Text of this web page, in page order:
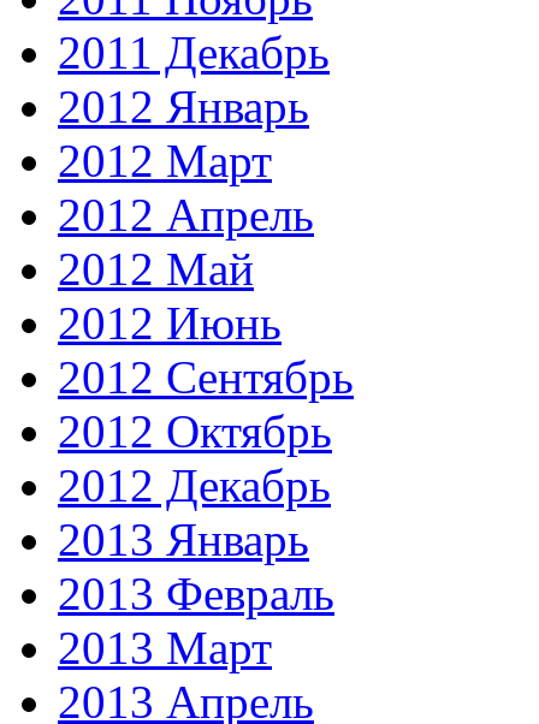
2011 Декабрь
2012 Январь
2012 Март
2012 Апрель
2012 Май
2012 Июнь
2012 Сентябрь
2012 Октябрь
2012 Декабрь
2013 Январь
2013 Февраль
2013 Март
2013 Апрель